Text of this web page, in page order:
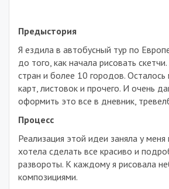
Предыстория
Я ездила в автобусный тур по
до того, как начала рисовать
стран и более 10 городов. Осталось
карт, листовок и прочего. И очень
оформить это все в дневник,
Процесс
Реализация этой идеи заняла у
хотела сделать все красиво и
развороты. К каждому я рисовала
композициями.